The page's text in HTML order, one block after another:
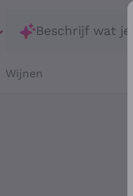
Beschrijf wat je
Wijnen